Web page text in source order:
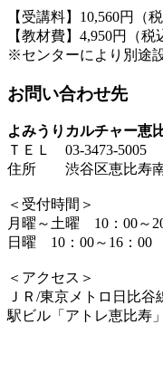
【受講料】10,560円（
【教材費】4,950円（税
※センターにより別途
お問い合わせ先
よみうりカルチャー恵
ＴＥＬ 03-3473-5005
住所 渋谷区恵比寿南
＜受付時間＞
月曜～土曜 10：00～
日曜 10：00～16：00
＜アクセス＞
ＪＲ/東京メトロ日比谷
駅ビル「アトレ恵比寿